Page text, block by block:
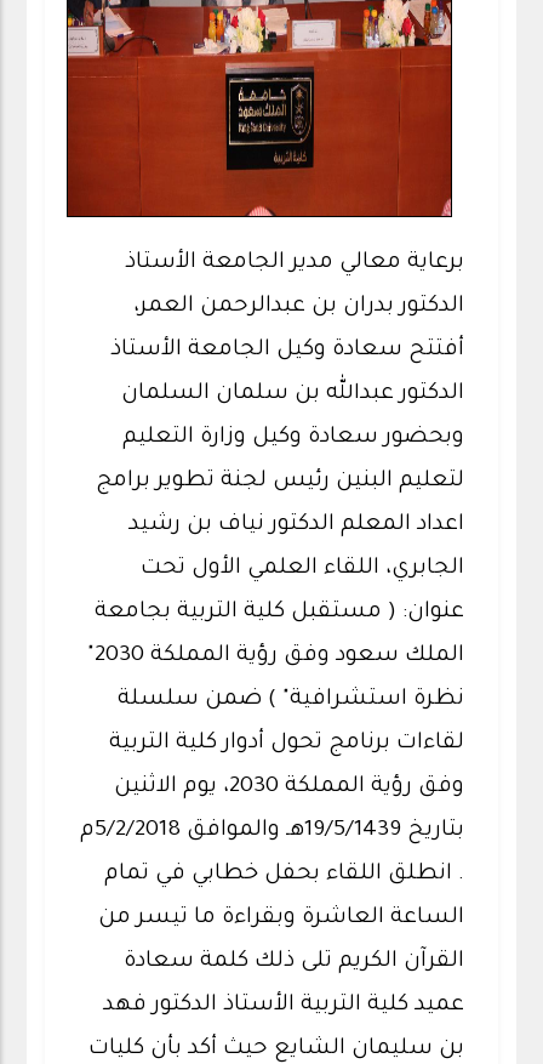
برعاية معالي مدير الجامعة الأستاذ
الدكتور بدران بن عبدالرحمن العمر،
أفتتح سعادة وكيل الجامعة الأستاذ
الدكتور عبدالله بن سلمان السلمان
وبحضور سعادة وكيل وزارة التعليم
لتعليم البنين رئيس لجنة تطوير برامج
اعداد المعلم الدكتور نياف بن رشيد
الجابري، اللقاء العلمي الأول تحت
عنوان: ( مستقبل كلية التربية بجامعة
الملك سعود وفق رؤية المملكة 2030"
نظرة استشرافية" ) ضمن سلسلة
لقاءات برنامج تحول أدوار كلية التربية
وفق رؤية المملكة 2030، يوم الاثنين
بتاريخ 19/5/1439هـ والموافق 5/2/2018م
. انطلق اللقاء بحفل خطابي في تمام
الساعة العاشرة وبقراءة ما تيسر من
القرآن الكريم تلى ذلك كلمة سعادة
عميد كلية التربية الأستاذ الدكتور فهد
بن سليمان الشايع حيث أكد بأن كليات